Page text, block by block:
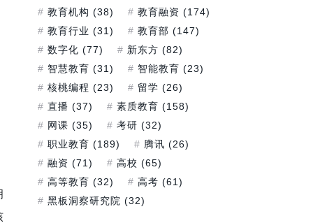
教育机构 (38) 教育融资 (174)
教育行业 (31) 教育部 (147)
数字化 (77) 新东方 (82)
智慧教育 (31) 智能教育 (23)
核桃编程 (23) 留学 (26)
直播 (37) 素质教育 (158)
网课 (35) 考研 (32)
职业教育 (189) 腾讯 (26)
融资 (71) 高校 (65)
高等教育 (32) 高考 (61)
黑板洞察研究院 (32)